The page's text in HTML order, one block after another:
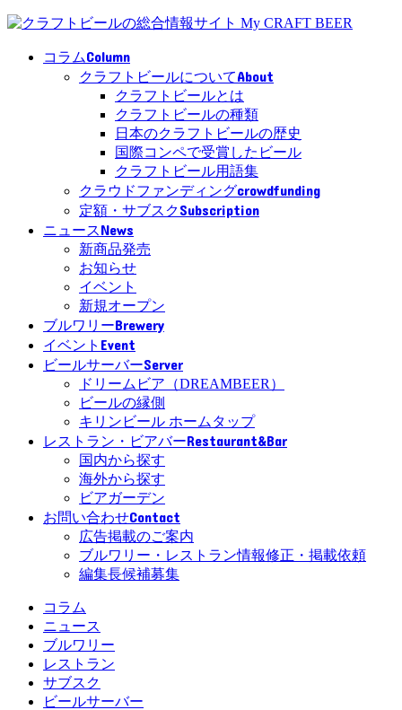
コラムColumn
クラフトビールについてAbout
クラフトビールとは
クラフトビールの種類
日本のクラフトビールの歴史
国際コンペで受賞したビール
クラフトビール用語集
クラウドファンディングcrowdfunding
定額・サブスクSubscription
ニュースNews
新商品発売
お知らせ
イベント
新規オープン
ブルワリーBrewery
イベント Event
ビールサーバーServer
ドリームビア（DREAMBEER）
ビールの縁側
キリンビール ホームタップ
レストラン・ビアバーRestaurant&Bar
国内から探す
海外から探す
ビアガーデン
お問い合わせContact
広告掲載のご案内
ブルワリー・レストラン情報修正・掲載依頼
編集長候補募集
コラム
ニュース
ブルワリー
レストラン
サブスク
ビールサーバー